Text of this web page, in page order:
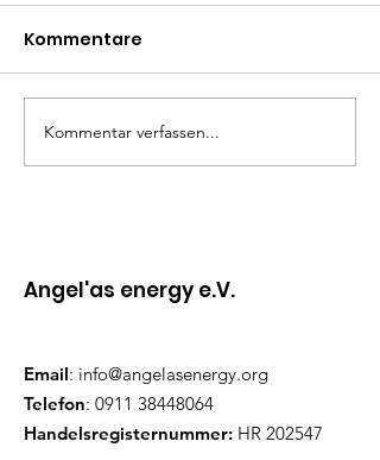
Kommentare
Kommentar verfassen...
Angel'as energy e.V.
Email: info@angelasenergy.org
Telefon: 0911 38448064
Handelsregisternummer: HR 202547